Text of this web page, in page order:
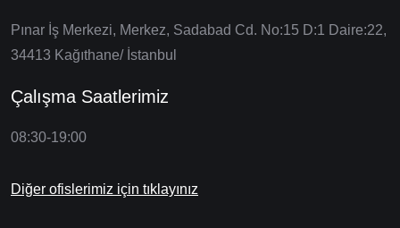
Pınar İş Merkezi, Merkez, Sadabad Cd. No:15 D:1 Daire:22,
34413 Kağıthane/ İstanbul
Çalışma Saatlerimiz
08:30-19:00
Diğer ofislerimiz için tıklayınız